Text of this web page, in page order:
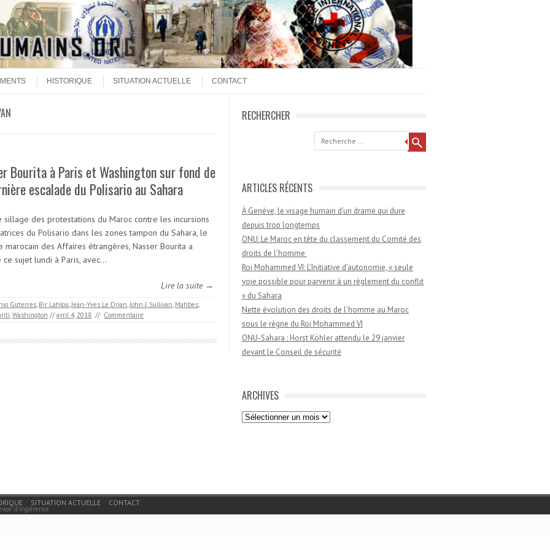
HISTORIQUE SITUATION ACTUELLE CONTACT
Bourita à Paris et Washington sur fond de
escalade du Polisario au Sahara
sillage des protestations du Maroc contre les incursions
du Polisario dans les zones tampon du Sahara, le
marocain des Affaires étrangères, Nasser Bourita a
ce sujet lundi à Paris, avec…
Lire la suite →
Guterres, Bir Lahlou,Jean-Yves Le Drian,John J. Sullivan, Mahbes,
,Washington // avril 4, 2018 // Commentaire
RECHERCHER
ARTICLES RÉCENTS
À Genève, le visage humain d’un drame qui dure
depuis trop longtemps
ONU: Le Maroc en tête du classement du Comité des
droits de l’homme
Roi Mohammed VI: L’Initiative d’autonomie, « seule
voie possible pour parvenir à un règlement du conflit
» du Sahara
Nette évolution des droits de l’homme au Maroc
sous le règne du Roi Mohammed VI
ONU-Sahara : Horst Köhler attendu le 29 janvier
devant le Conseil de sécurité
ARCHIVES
Archives
SITUATION ACTUELLE CONTACT
d'ingérence